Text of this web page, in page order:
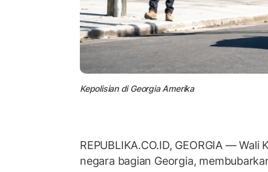
Kepolisian di Georgia Amerika
REPUBLIKA.CO.ID, GEORGIA —
negara bagian Georgia,